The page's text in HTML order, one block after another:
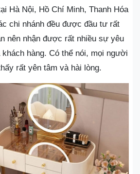
Hà Nội, Hồ Chí Minh, Thanh Hóa
chi nhánh đều được đầu tư rất
nên nhận được rất nhiều sự yêu
hàng. Có thể nói, mọi người
rất yên tâm và hài lòng.